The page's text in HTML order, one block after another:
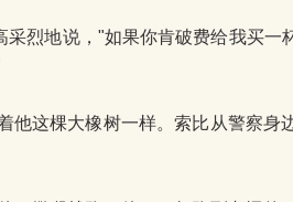
地说，"如果你肯破费给我买一
棵大橡树一样。索比从警察身